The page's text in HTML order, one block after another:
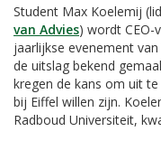
Student Max Koelemij (lid
van Advies) wordt CEO-
jaarlijkse evenement
de uitslag bekend
kregen de kans om uit
bij Eiffel willen zijn.
Radboud Universiteit,